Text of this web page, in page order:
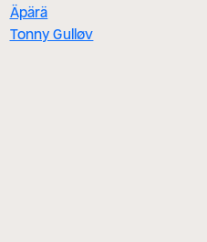
Äpärä
Tonny Gulløv